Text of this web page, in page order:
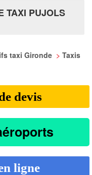
TAXI PUJOLS
taxi Gironde > Taxis
devis
ligne